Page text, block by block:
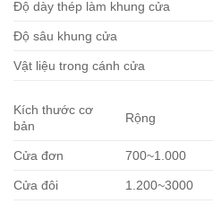
Độ dày thép làm khung cửa
Độ sâu khung cửa
Vật liệu trong cánh cửa
Kích thước cơ
bản
Rộng
Cửa đơn 700~1.000
Cửa đôi 1.200~3000